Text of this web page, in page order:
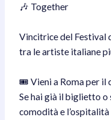
🎶 Together
Vincitrice del Festival
tra le artiste italiane
🎟 Vieni a Roma per il
Se hai già il biglietto
comodità e